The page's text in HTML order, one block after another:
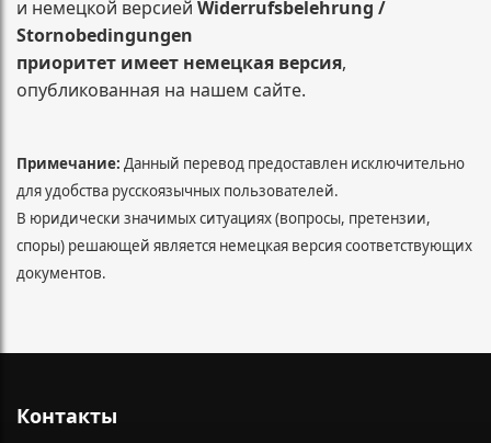
и немецкой версией Widerrufsbelehrung /
Stornobedingungen
приоритет имеет немецкая версия,
опубликованная на нашем сайте.
Примечание: Данный перевод предоставлен исключительно
для удобства русскоязычных пользователей.
В юридически значимых ситуациях (вопросы, претензии,
споры) решающей является немецкая версия соответствующих
документов.
Контакты